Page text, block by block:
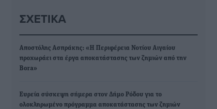
ΣΧΕΤΙΚΆ
Αποστόλης Ασπράκης: «Η Περιφέρεια Νοτίου Αιγαίου
προχωράει στα έργα αποκατάστασης των ζημιών από την
Bora»
Ευρεία σύσκεψη σήμερα στον Δήμο Ρόδου για το
ολοκληρωμένο πρόγραμμα αποκατάστασης των ζημιών